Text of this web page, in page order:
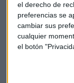
el derecho de
preferencias se
cambiar sus
cualquier
el botón
Intel